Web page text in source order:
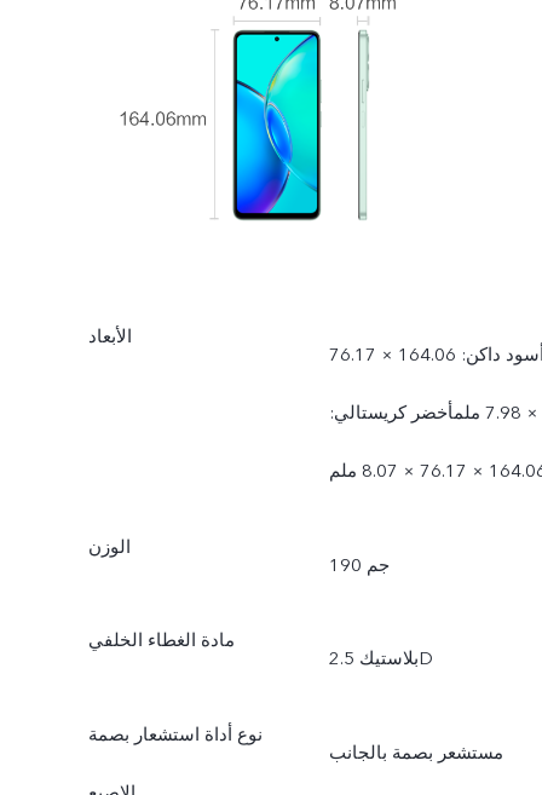
الأبعاد
أسود داكن: 164.06 × 76.17
× 7.98 ملمأخضر كريستالي:
× 76.17 × 8.07 ملم
الوزن
190 جم
مادة الغطاء الخلفي
بلاستيك 2.5D
نوع أداة استشعار بصمة
مستشعر بصمة بالجانب